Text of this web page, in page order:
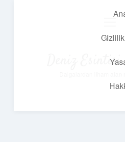
Deniz Esintisi